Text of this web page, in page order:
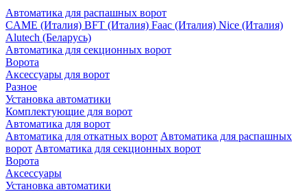
Автоматика для распашных ворот
CAME (Италия) BFT (Италия) Faac (Италия) Nice (Италия)
Alutech (Беларусь)
Автоматика для секционных ворот
Ворота
Аксессуары для ворот
Разное
Установка автоматики
Комплектующие для ворот
Автоматика для ворот
Автоматика для откатных ворот Автоматика для распашных
ворот Автоматика для секционных ворот
Ворота
Аксессуары
Установка автоматики